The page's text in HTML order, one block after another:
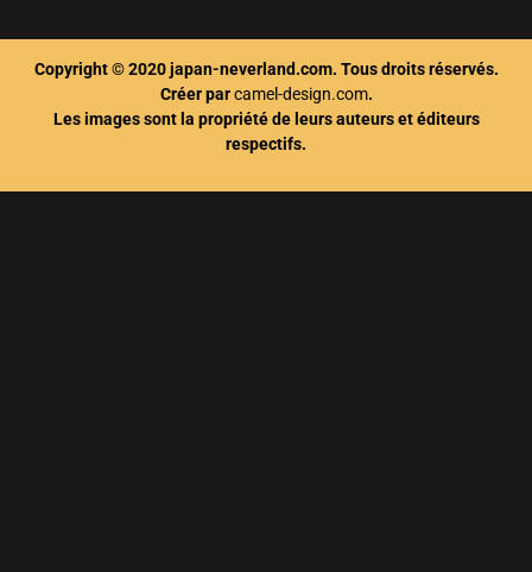
Copyright © 2020 japan-neverland.com. Tous droits réservés.
Créer parcamel-design.com.
Les images sont la propriété de leurs auteurs et éditeurs
respectifs.